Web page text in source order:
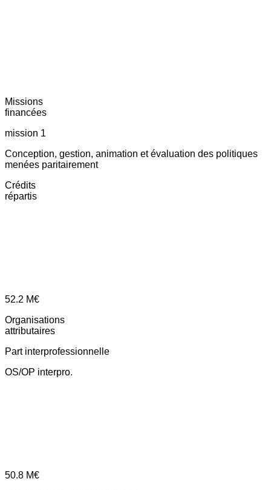
Missions
financées
mission 1
Conception, gestion, animation et évaluation des politiques
menées paritairement
Crédits
répartis
52.2 M€
Organisations
attributaires
Part interprofessionnelle
OS/OP interpro.
50.8 M€